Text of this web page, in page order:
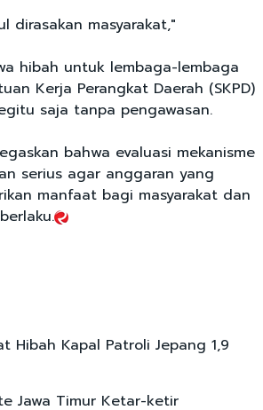
masyarakat,"
hibah untuk lembaga-lembaga
Kerja Perangkat Daerah (SKPD)
saja tanpa pengawasan.
bahwa evaluasi mekanisme
serius agar anggaran yang
manfaat bagi masyarakat dan
Hibah Kapal Patroli Jepang 1,9
Jawa Timur Ketar-ketir